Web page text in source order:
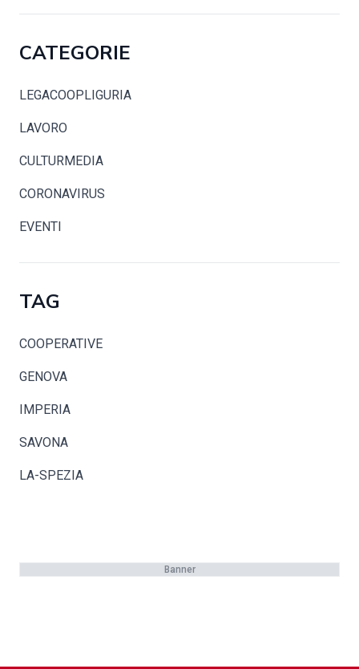
CATEGORIE
LEGACOOPLIGURIA
LAVORO
CULTURMEDIA
CORONAVIRUS
EVENTI
TAG
COOPERATIVE
GENOVA
IMPERIA
SAVONA
LA-SPEZIA
Banner